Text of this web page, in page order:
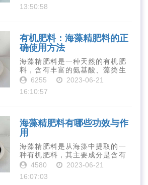
是作为一种新型的有机肥料，壳
13:50:58
有机肥料：海藻精肥料的正
确使用方法
海藻精肥料是一种天然的有机肥
料，含有丰富的氨基酸、藻类生
长素、维生素、微量元素、蛋白
力、促进植物生长、增强植物抗
6255
2023-06-21
16:10:57
海藻精肥料有哪些功效与作
用
海藻精肥料是从海藻中提取的一
种有机肥料，其主要成分是含有
丰富的微量元素、植物生长素、
有增强作物生长、促进植物根系
4580
2023-06-21
16:07:03